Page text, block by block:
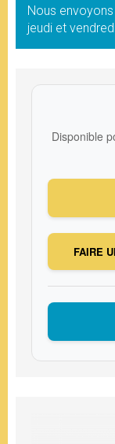
Nous
jeudi et
Disponible
FAIRE